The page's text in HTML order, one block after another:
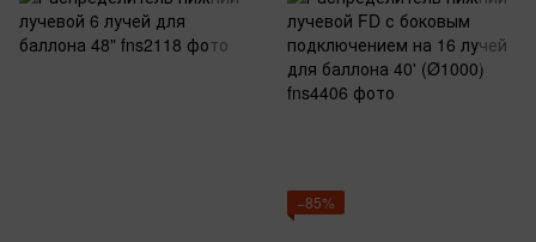
−85%